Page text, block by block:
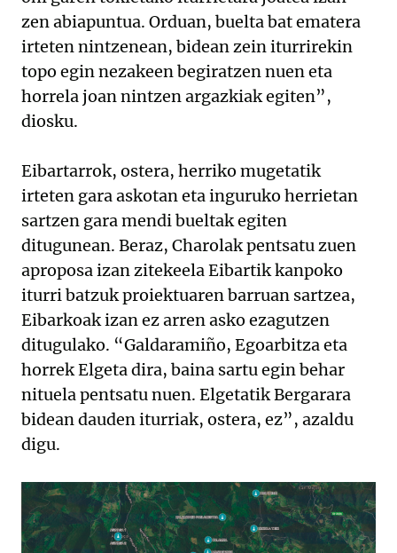
zen abiapuntua. Orduan, buelta bat ematera
irteten nintzenean, bidean zein iturrirekin
topo egin nezakeen begiratzen nuen eta
horrela joan nintzen argazkiak egiten”,
diosku.
Eibartarrok, ostera, herriko mugetatik
irteten gara askotan eta inguruko herrietan
sartzen gara mendi bueltak egiten
ditugunean. Beraz, Charolak pentsatu zuen
aproposa izan zitekeela Eibartik kanpoko
iturri batzuk proiektuaren barruan sartzea,
Eibarkoak izan ez arren asko ezagutzen
ditugulako. “Galdaramiño, Egoarbitza eta
horrek Elgeta dira, baina sartu egin behar
nituela pentsatu nuen. Elgetatik Bergarara
bidean dauden iturriak, ostera, ez”, azaldu
digu.